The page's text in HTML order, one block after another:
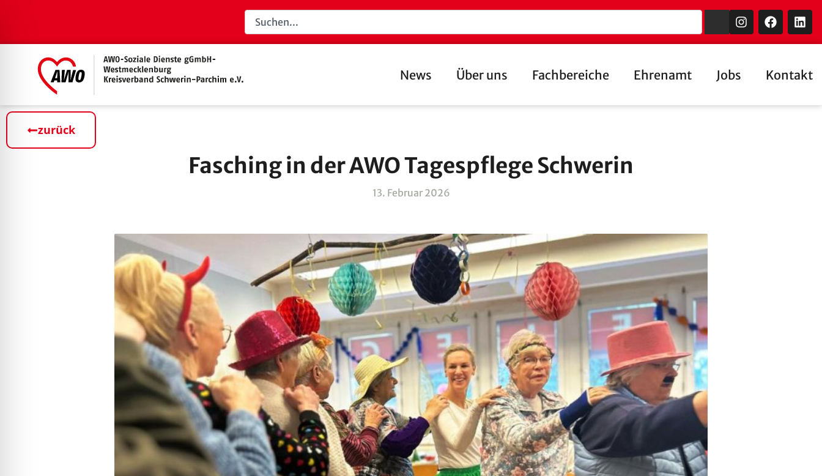
News Über uns Fachbereiche Ehrenamt Jobs Kontakt
zurück
Fasching in der AWO Tagespflege Schwerin
13. Februar 2026